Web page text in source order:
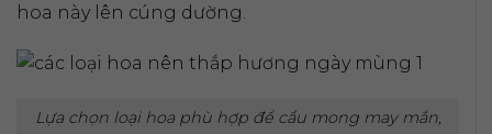
hoa này lên cúng dường.
Lựa chọn loại hoa phù hợp để cầu mong may mắn,